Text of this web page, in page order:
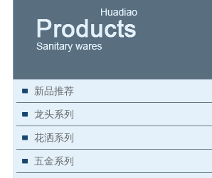
新品推荐
龙头系列
花洒系列
五金系列